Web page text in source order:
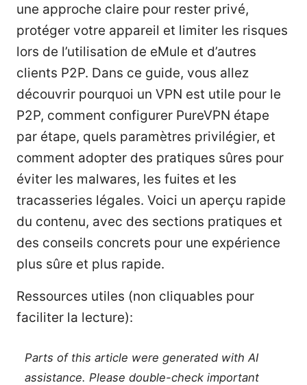
une approche claire pour rester privé,
protéger votre appareil et limiter les risques
lors de l’utilisation de eMule et d’autres
clients P2P. Dans ce guide, vous allez
découvrir pourquoi un VPN est utile pour le
P2P, comment configurer PureVPN étape
par étape, quels paramètres privilégier, et
comment adopter des pratiques sûres pour
éviter les malwares, les fuites et les
tracasseries légales. Voici un aperçu rapide
du contenu, avec des sections pratiques et
des conseils concrets pour une expérience
plus sûre et plus rapide.
Ressources utiles (non cliquables pour
faciliter la lecture):
Parts of this article were generated with AI
assistance. Please double-check important